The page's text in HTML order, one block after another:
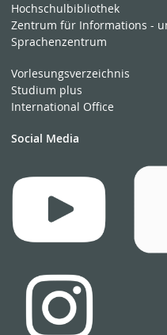
Hochschulbibliothek
Zentrum für Informations -
Sprachenzentrum
Vorlesungsverzeichnis
Studium plus
International Office
Social Media